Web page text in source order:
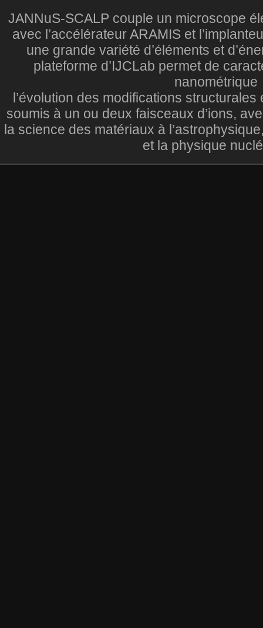
JANNuS-SCALP couple un microscope
avec l’accélérateur ARAMIS et
une grande variété d’éléments et
plateforme d’IJCLab permet de
nanométrique
l’évolution des modifications
soumis à un ou deux faisceaux d’ions,
la science des matériaux à
et la physique